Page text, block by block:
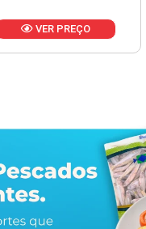
VER PREÇO